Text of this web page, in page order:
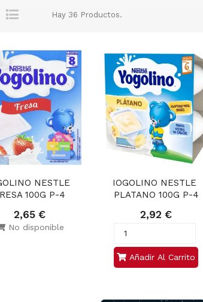
Hay 36 Productos.
NESTLE
100G P-4
2,65 €
No disponible
IOGOLINO NESTLE
PLATANO 100G P-4
2,92 €
Añadir Al Carrito